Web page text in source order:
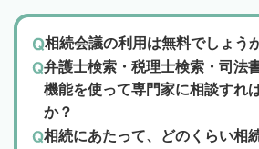
相続会議の利用は無料でしょう
弁護士検索・税理士検索・司法
機能を使って専門家に相談すれ
か？
相続にあたって、どのくらい相